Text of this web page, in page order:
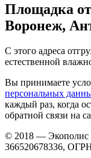
Площадка
Воронеж,
С этого адреса
естественной
Вы принимаете
персональных
каждый раз, когда
обратной связи на
© 2018 —
366520678336,